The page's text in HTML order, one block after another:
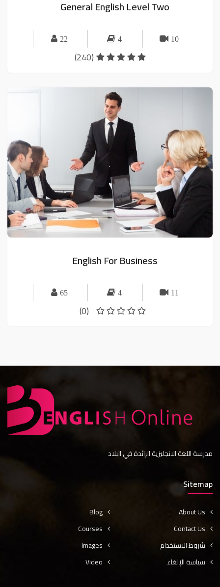
General English Level Two
22 4 10
(240)
English For Business
65 4 11
(0)
مدرسة اللغة الانجليزية الرائدة في البلاد
Sitemap
About Us
Contact Us
شروط الاستخدام
سياسة الإلغاء
Blog
Courses
Images
Video